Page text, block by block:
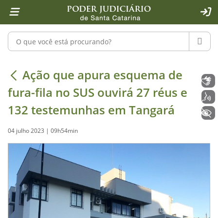
1 Ir para o conteúdo
2 Ir para a ferramenta de acessibilidade - Rybená
4 Ir para o menu principal
5 Ir para a pesquisa
6 Ir para o rodapé
7 Ir para a página inicial
Pesquisar no portal
Ação que apura esquema de fura-
Ação que apura esquema de
fura-fila no SUS ouvirá 27 réus e
132 testemunhas em Tangará
04 julho 2023 | 09h54min
Libras
Voz
+ Acessibilidade